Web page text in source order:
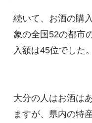
続いて、お酒の購
象の全国52の都市
入額は45位でした。
大分の人はお酒は
ますが、県内の特